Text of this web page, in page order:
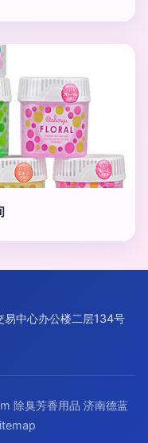
易中心办公楼二层134号
除臭芳香用品 济南德蓝